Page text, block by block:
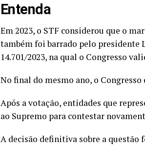
Entenda
Em 2023, o STF considerou que o
também foi barrado pelo presidente
14.701/2023, na qual o Congresso
No final do mesmo ano, o Congresso
Após a votação, entidades que
ao Supremo para contestar
A decisão definitiva sobre a questão